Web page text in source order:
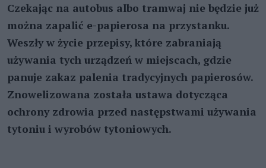
Czekając na autobus albo tramwaj nie będzie już
można zapalić e-papierosa na przystanku.
Weszły w życie przepisy, które zabraniają
używania tych urządzeń w miejscach, gdzie
panuje zakaz palenia tradycyjnych papierosów.
Znowelizowana została ustawa dotycząca
ochrony zdrowia przed następstwami używania
tytoniu i wyrobów tytoniowych.